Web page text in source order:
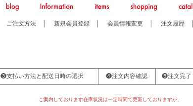
ご注文方法 新規会員登録 会員情報変更 注文履歴
❸支払い方法と配送日時の選択 ❹注文内容確認 ❺注文完了
ご案内しております在庫状況は一定時間で更新しておりますが、